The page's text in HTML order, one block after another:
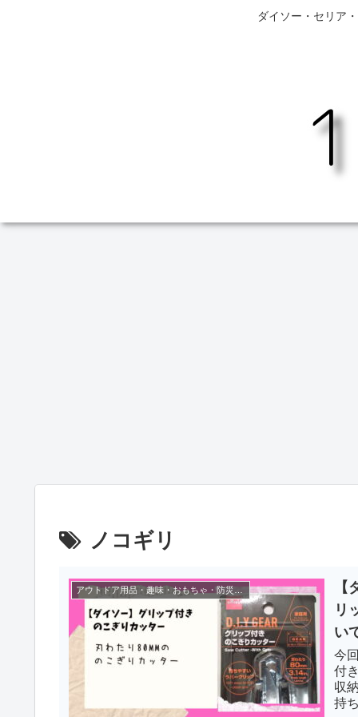
ダイソー・セリア
ノコギリ
アウトドア用品・趣味・おもちゃ・防災グッズ
リ
い
今
付
収
持